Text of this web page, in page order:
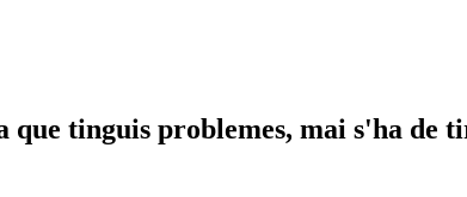
que tinguis problemes, mai s'ha de